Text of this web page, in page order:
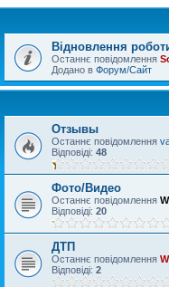
Відновлення
Останнє повідомлення
Додано в Форум/Сайт
Отзывы
Останнє повідомлення
Відповіді: 48
Фото/Видео
Останнє повідомлення
Відповіді: 20
ДТП
Останнє повідомлення
Відповіді: 2